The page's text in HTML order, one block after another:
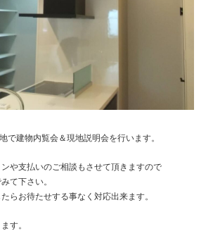
で建物内覧会＆現地説明会を行います。
や支払いのご相談もさせて頂きますので
て下さい。
らお待たせする事なく対応出来ます。
す。